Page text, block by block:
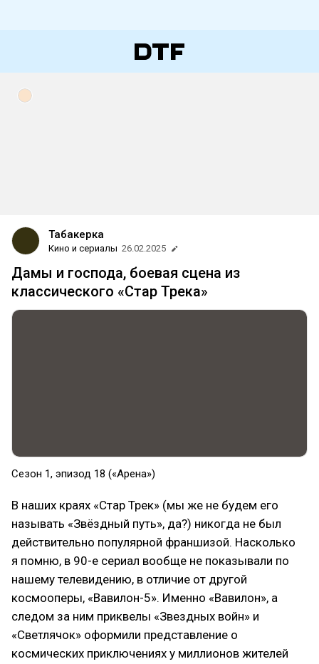
Табакерка
Кино и сериалы 26.02.2025
Дамы и господа, боевая сцена из
классического «Стар Трека»
Сезон 1, эпизод 18 («Арена»)
В наших краях «Стар Трек» (мы же не будем его
называть «Звёздный путь», да?) никогда не был
действительно популярной франшизой. Насколько
я помню, в 90-е сериал вообще не показывали по
нашему телевидению, в отличие от другой
космооперы, «Вавилон-5». Именно «Вавилон», а
следом за ним приквелы «Звездных войн» и
«Светлячок» оформили представление о
космических приключениях у миллионов жителей